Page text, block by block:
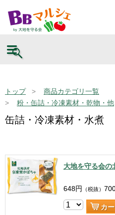
トップ
商品カテゴリ一覧
粉・缶詰・冷凍素材・乾物・他
缶詰・冷凍素材・水煮
大地を守る会の
648円 （税抜）
カ